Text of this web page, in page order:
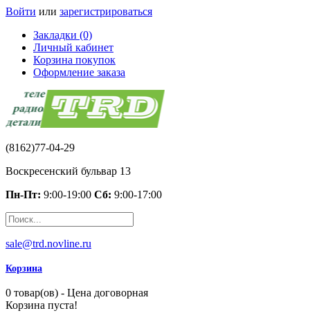
Войти или зарегистрироваться
Закладки (0)
Личный кабинет
Корзина покупок
Оформление заказа
(8162)77-04-29
Воскресенский бульвар 13
Пн-Пт: 9:00-19:00 Сб: 9:00-17:00
sale@trd.novline.ru
Корзина
0 товар(ов) - Цена договорная
Корзина пуста!